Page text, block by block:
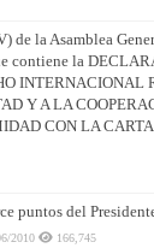
de la Asamblea
contiene la
INTERNACIONAL
Y A LA
CON LA
puntos del
2010 166,745